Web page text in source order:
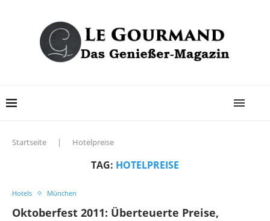
Startseite | Hotelpreise
TAG: HOTELPREISE
Hotels München
Oktoberfest 2011: Überteuerte Preise,